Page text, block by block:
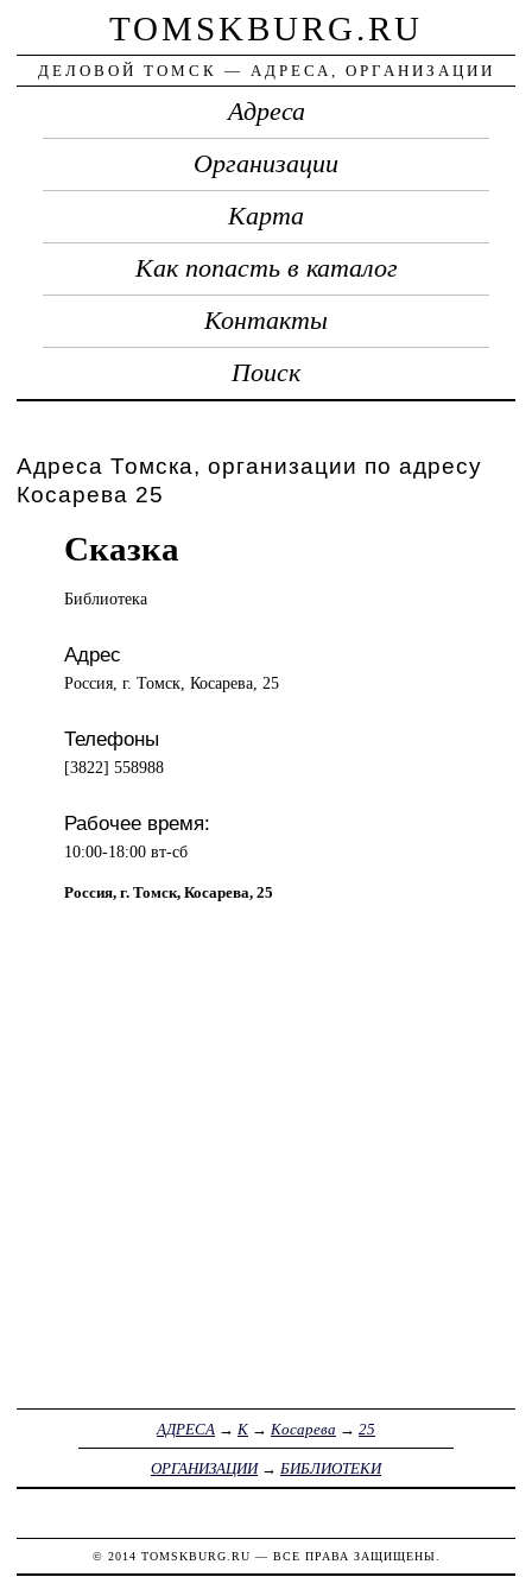
TOMSKBURG.RU
ДЕЛОВОЙ ТОМСК — АДРЕСА, ОРГАНИЗАЦИИ
Адреса
Организации
Карта
Как попасть в каталог
Контакты
Поиск
Адреса Томска, организации по адресу
Косарева 25
Сказка
Библиотека
Адрес
Россия, г. Томск, Косарева, 25
Телефоны
[3822] 558988
Рабочее время:
10:00-18:00 вт-сб
Россия, г. Томск, Косарева, 25
АДРЕСА → К → Косарева → 25
ОРГАНИЗАЦИИ→ БИБЛИОТЕКИ
© 2014 TOMSKBURG.RU — ВСЕ ПРАВА ЗАЩИЩЕНЫ.